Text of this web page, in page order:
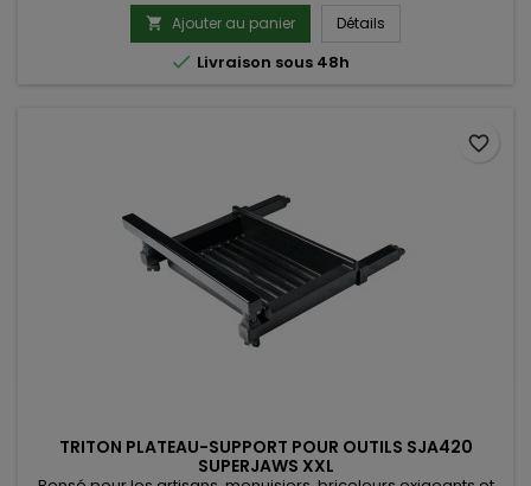
 Ajouter au panier Détails
 Livraison sous 48h
TRITON PLATEAU-SUPPORT POUR OUTILS SJA420
SUPERJAWS XXL
favorite_border